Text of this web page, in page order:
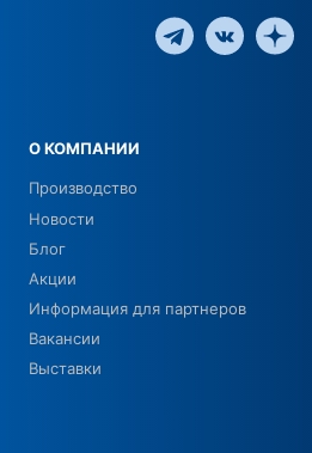
О КОМПАНИИ
Производство
Новости
Блог
Акции
Информация для партнеров
Вакансии
Выставки